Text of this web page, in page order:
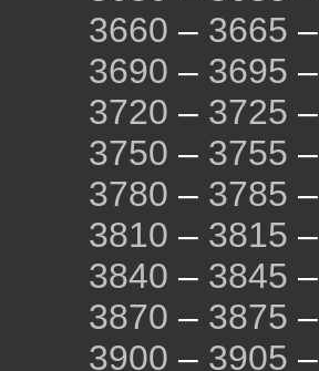
3660 – 3665 –
3690 – 3695 –
3720 – 3725 –
3750 – 3755 –
3780 – 3785 –
3810 – 3815 –
3840 – 3845 –
3870 – 3875 –
3900 – 3905 –